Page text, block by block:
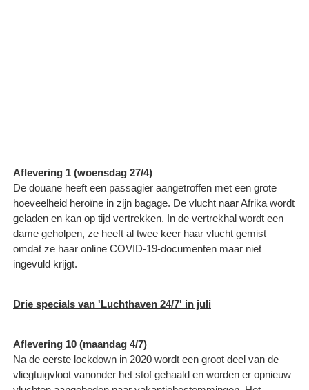
Aflevering 1 (woensdag 27/4)
De douane heeft een passagier aangetroffen met een grote
hoeveelheid heroïne in zijn bagage. De vlucht naar Afrika wordt
geladen en kan op tijd vertrekken. In de vertrekhal wordt een
dame geholpen, ze heeft al twee keer haar vlucht gemist
omdat ze haar online COVID-19-documenten maar niet
ingevuld krijgt.
Drie specials van 'Luchthaven 24/7' in juli
Aflevering 10 (maandag 4/7)
Na de eerste lockdown in 2020 wordt een groot deel van de
vliegtuigvloot vanonder het stof gehaald en worden er opnieuw